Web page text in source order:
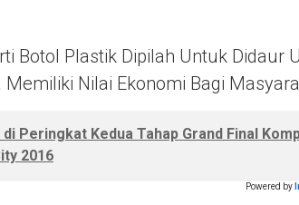
Botol Plastik Dipilah Untuk Didaur
Nilai Ekonomi Bagi
Peringkat Kedua Tahap Grand Final
2016
Powered by